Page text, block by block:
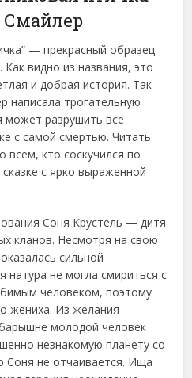
Смайлер
— прекрасный образец
видно из названия, это
и добрая история. Так
написала трогательную
разрушить все
с самой смертью. Читать
всем, кто соскучился по
с ярко выраженной
Соня Крустель — дитя
кланов. Несмотря на свою
сильной
натура не могла смириться с
человеком, поэтому
жениха. Из желания
молодой человек
незнакомую планету со
Соня не отчаивается. Ища